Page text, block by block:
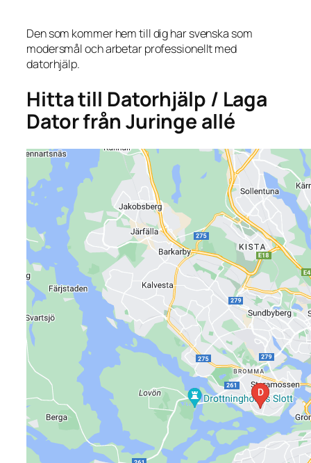
Den som kommer hem till dig har svenska som
modersmål och arbetar professionellt med
datorhjälp.
Hitta till Datorhjälp / Laga
Dator från Juringe allé